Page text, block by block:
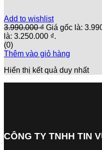
Add to wishlist
3.990.000₫ Giá gốc là:
là: 3.250.000 ₫.
(0)
Thêm vào giỏ hàng
Hiển thị kết quả duy nhất
CÔNG TY TNHH TIN